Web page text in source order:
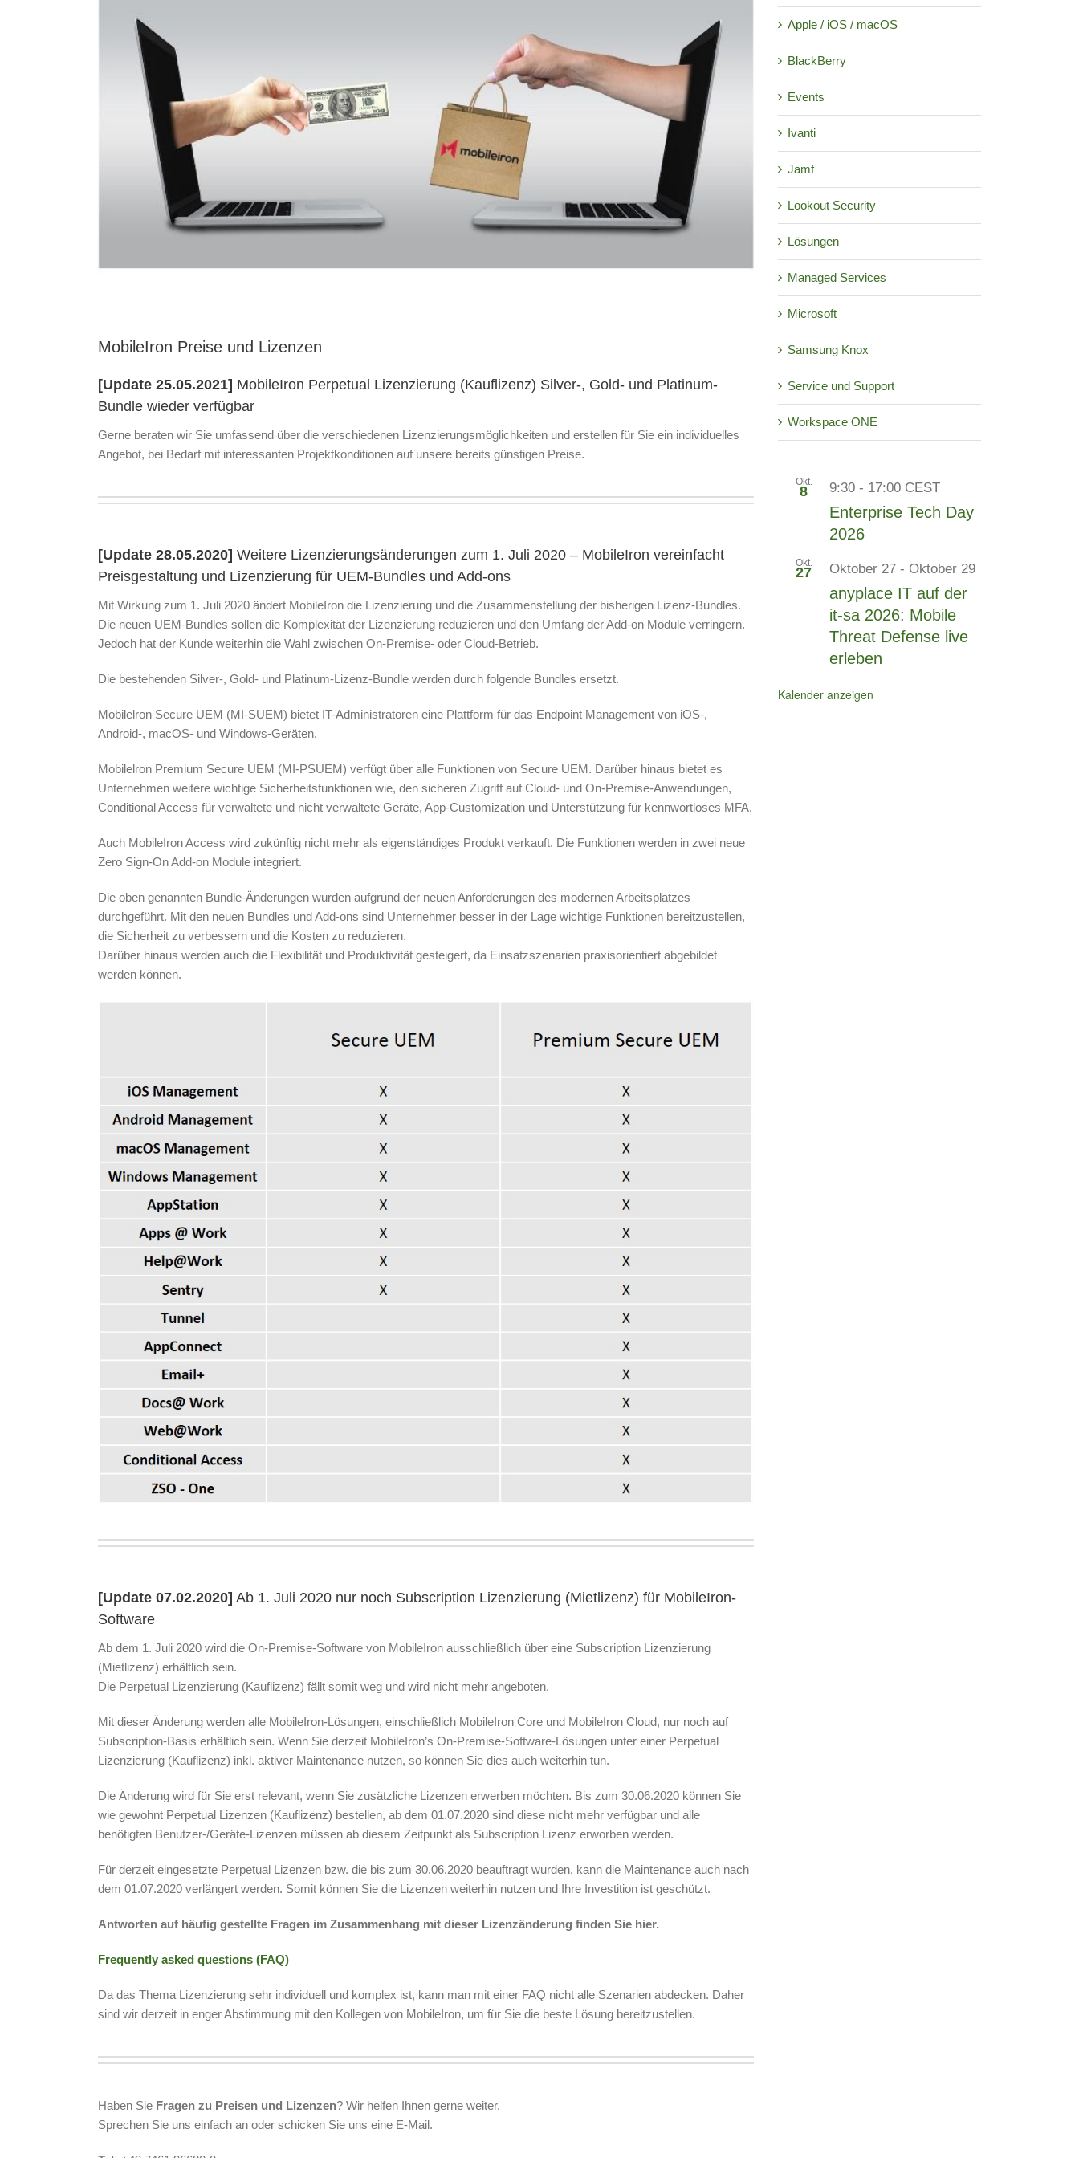
MobileIron Preise und Lizenzen
[Update 25.05.2021] MobileIron Perpetual Lizenzierung (Kauflizenz) Silver-, Gold- und Platinum-
Bundle wieder verfügbar
Gerne beraten wir Sie umfassend über die verschiedenen Lizenzierungsmöglichkeiten und erstellen für Sie ein individuelles
Angebot, bei Bedarf mit interessanten Projektkonditionen auf unsere bereits günstigen Preise.
[Update 28.05.2020] Weitere Lizenzierungsänderungen zum 1. Juli 2020 – MobileIron vereinfacht
Preisgestaltung und Lizenzierung für UEM-Bundles und Add-ons
Mit Wirkung zum 1. Juli 2020 ändert MobileIron die Lizenzierung und die Zusammenstellung der bisherigen Lizenz-Bundles.
Die neuen UEM-Bundles sollen die Komplexität der Lizenzierung reduzieren und den Umfang der Add-on Module verringern.
Jedoch hat der Kunde weiterhin die Wahl zwischen On-Premise- oder Cloud-Betrieb.
Die bestehenden Silver-, Gold- und Platinum-Lizenz-Bundle werden durch folgende Bundles ersetzt.
Mobilelron Secure UEM (MI-SUEM) bietet IT-Administratoren eine Plattform für das Endpoint Management von iOS-,
Android-, macOS- und Windows-Geräten.
Mobilelron Premium Secure UEM (MI-PSUEM) verfügt über alle Funktionen von Secure UEM. Darüber hinaus bietet es
Unternehmen weitere wichtige Sicherheitsfunktionen wie, den sicheren Zugriff auf Cloud- und On-Premise-Anwendungen,
Conditional Access für verwaltete und nicht verwaltete Geräte, App-Customization und Unterstützung für kennwortloses MFA.
Auch MobileIron Access wird zukünftig nicht mehr als eigenständiges Produkt verkauft. Die Funktionen werden in zwei neue
Zero Sign-On Add-on Module integriert.
Die oben genannten Bundle-Änderungen wurden aufgrund der neuen Anforderungen des modernen Arbeitsplatzes
durchgeführt. Mit den neuen Bundles und Add-ons sind Unternehmer besser in der Lage wichtige Funktionen bereitzustellen,
die Sicherheit zu verbessern und die Kosten zu reduzieren.
Darüber hinaus werden auch die Flexibilität und Produktivität gesteigert, da Einsatzszenarien praxisorientiert abgebildet
werden können.
[Update 07.02.2020] Ab 1. Juli 2020 nur noch Subscription Lizenzierung (Mietlizenz) für MobileIron-
Software
Ab dem 1. Juli 2020 wird die On-Premise-Software von MobileIron ausschließlich über eine Subscription Lizenzierung
(Mietlizenz) erhältlich sein.
Die Perpetual Lizenzierung (Kauflizenz) fällt somit weg und wird nicht mehr angeboten.
Mit dieser Änderung werden alle MobileIron-Lösungen, einschließlich MobileIron Core und MobileIron Cloud, nur noch auf
Subscription-Basis erhältlich sein. Wenn Sie derzeit MobileIron’s On-Premise-Software-Lösungen unter einer Perpetual
Lizenzierung (Kauflizenz) inkl. aktiver Maintenance nutzen, so können Sie dies auch weiterhin tun.
Die Änderung wird für Sie erst relevant, wenn Sie zusätzliche Lizenzen erwerben möchten. Bis zum 30.06.2020 können Sie
wie gewohnt Perpetual Lizenzen (Kauflizenz) bestellen, ab dem 01.07.2020 sind diese nicht mehr verfügbar und alle
benötigten Benutzer-/Geräte-Lizenzen müssen ab diesem Zeitpunkt als Subscription Lizenz erworben werden.
Für derzeit eingesetzte Perpetual Lizenzen bzw. die bis zum 30.06.2020 beauftragt wurden, kann die Maintenance auch nach
dem 01.07.2020 verlängert werden. Somit können Sie die Lizenzen weiterhin nutzen und Ihre Investition ist geschützt.
Antworten auf häufig gestellte Fragen im Zusammenhang mit dieser Lizenzänderung finden Sie hier.
Frequently asked questions (FAQ)
Da das Thema Lizenzierung sehr individuell und komplex ist, kann man mit einer FAQ nicht alle Szenarien abdecken. Daher
sind wir derzeit in enger Abstimmung mit den Kollegen von MobileIron, um für Sie die beste Lösung bereitzustellen.
Haben Sie Fragen zu Preisen und Lizenzen? Wir helfen Ihnen gerne weiter.
Sprechen Sie uns einfach an oder schicken Sie uns eine E-Mail.
Apple / iOS / macOS
BlackBerry
Events
Ivanti
Jamf
Lookout Security
Lösungen
Managed Services
Microsoft
Samsung Knox
Service und Support
Workspace ONE
Okt.
8 9:30 - 17:00 CEST
Enterprise Tech Day
2026
Okt.
27 Oktober 27 - Oktober 29
anyplace IT auf der
it-sa 2026: Mobile
Threat Defense live
erleben
Kalender anzeigen